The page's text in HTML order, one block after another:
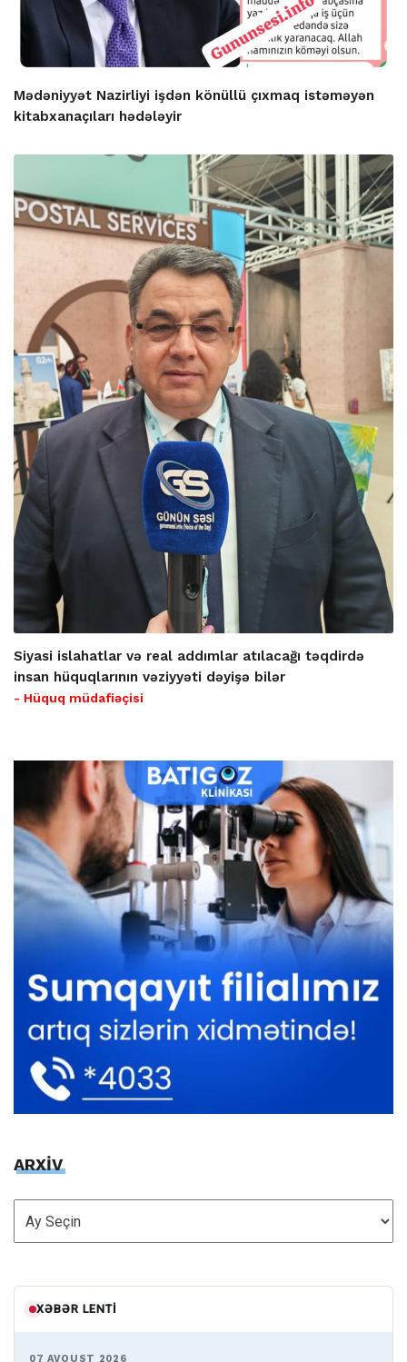
Mədəniyyət Nazirliyi işdən könüllü çıxmaq istəməyən
kitabxanaçıları hədələyir
Siyasi islahatlar və real addımlar atılacağı təqdirdə
insan hüquqlarının vəziyyəti dəyişə bilər
- Hüquq müdafiəçisi
ARXİV
ARXİV
XƏBƏR LENTI
07 AVQUST 2026